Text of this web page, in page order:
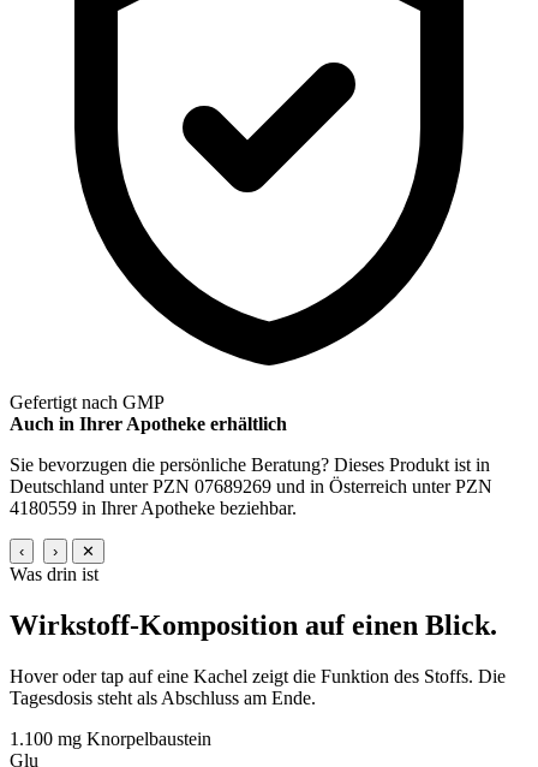
Gefertigt nach GMP
Auch in Ihrer Apotheke erhältlich
Sie bevorzugen die persönliche Beratung? Dieses Produkt ist in
Deutschland unter PZN 07689269 und in Österreich unter PZN
4180559 in Ihrer Apotheke beziehbar.
‹ › ✕
Was drin ist
Wirkstoff-Komposition auf einen Blick.
Hover oder tap auf eine Kachel zeigt die Funktion des Stoffs. Die
Tagesdosis steht als Abschluss am Ende.
1.100 mg Knorpelbaustein
Glu